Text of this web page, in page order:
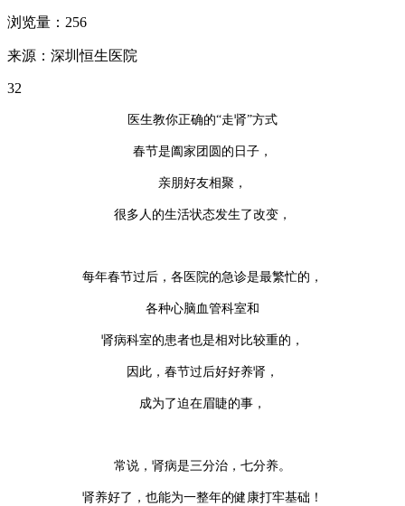
浏览量：256
来源：深圳恒生医院
32
医生教你正确的“走肾”方式
春节是阖家团圆的日子，
亲朋好友相聚，
很多人的生活状态发生了改变，
每年春节过后，各医院的急诊是最繁忙的，
各种心脑血管科室和
肾病科室的患者也是相对比较重的，
因此，春节过后好好养肾，
成为了迫在眉睫的事，
常说，肾病是三分治，七分养。
肾养好了，也能为一整年的健康打牢基础！